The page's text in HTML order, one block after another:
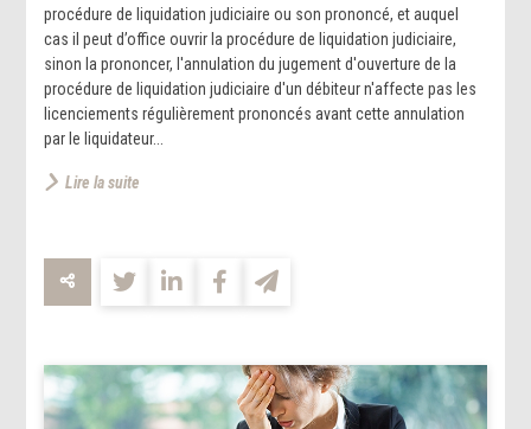
procédure de liquidation judiciaire ou son prononcé, et auquel
cas il peut d’office ouvrir la procédure de liquidation judiciaire,
sinon la prononcer, l'annulation du jugement d'ouverture de la
procédure de liquidation judiciaire d'un débiteur n'affecte pas les
licenciements régulièrement prononcés avant cette annulation
par le liquidateur...
Lire la suite